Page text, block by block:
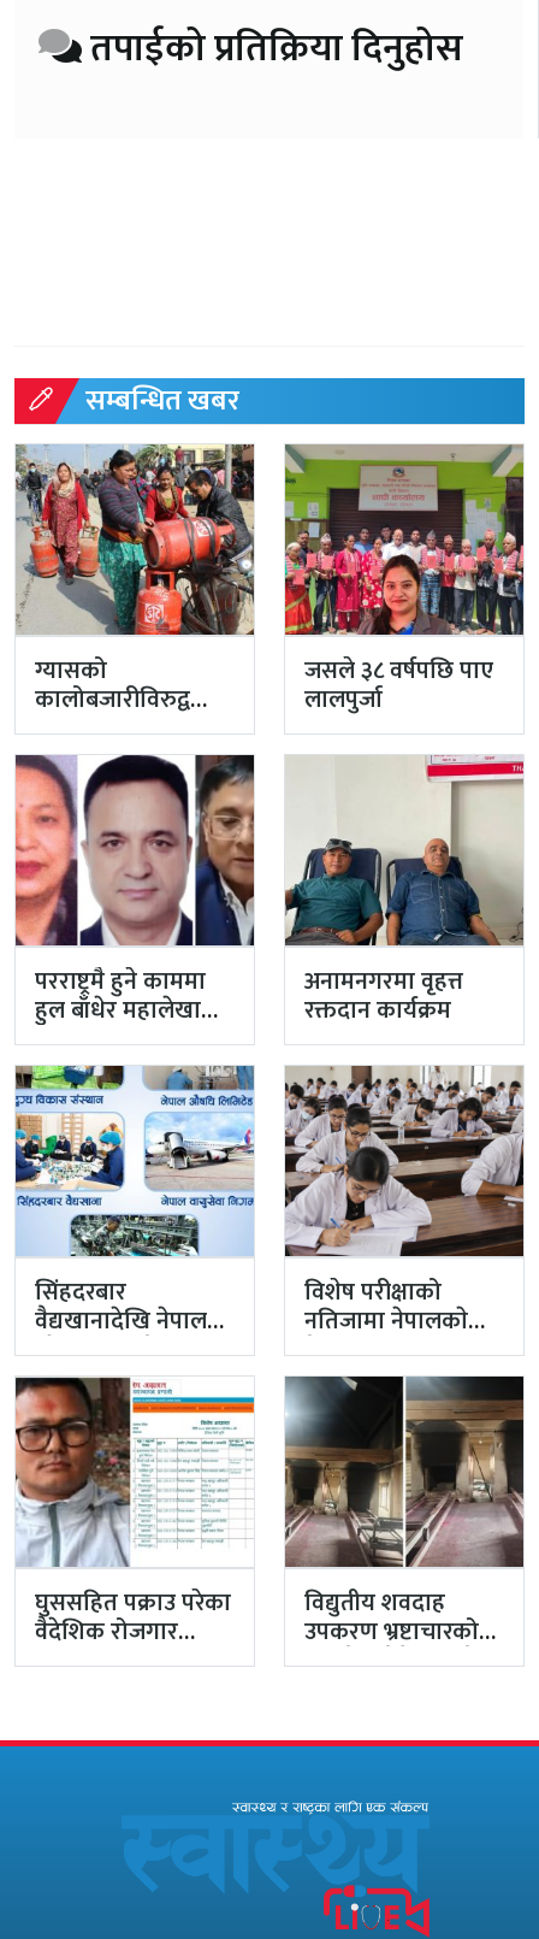
तपाईको प्रतिक्रिया दिनुहोस
सम्बन्धित खबर
ग्यासको
कालोबजारीविरुद्व
प्रहरीको एक्सन
जसले ३८ वर्षपछि पाए
लालपुर्जा
परराष्ट्रमै हुने काममा
हुल बाँधेर महालेखा
नियन्त्रक कार्यालयको
टोली मिसन…
अनामनगरमा वृहत्त
रक्तदान कार्यक्रम
सिंहदरबार
वैद्यखानादेखि नेपाल
औषधि लिमिटेडसम्म
प्रधानमन्त्रीको
प्राथमिकतामा
विशेष परीक्षाको
नतिजामा नेपालकाे
मेडिकल शिक्षाको
गुणस्तर अब्बल
घुससहित पक्राउ परेका
वैदेशिक रोजगार
विभागका नासु मस्राङ्गी
विद्युतीय शवदाह
उपकरण भ्रष्टाचारको
मुद्दा हेर्दा हेर्दैमा राखेर